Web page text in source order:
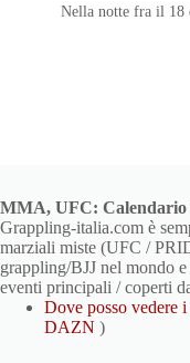
Nella notte fra il 18
MMA, UFC:
Grappling-italia.com è
marziali miste (UFC /
grappling/BJJ nel mondo
eventi principali / coperti
Dove posso vedere
DAZN )